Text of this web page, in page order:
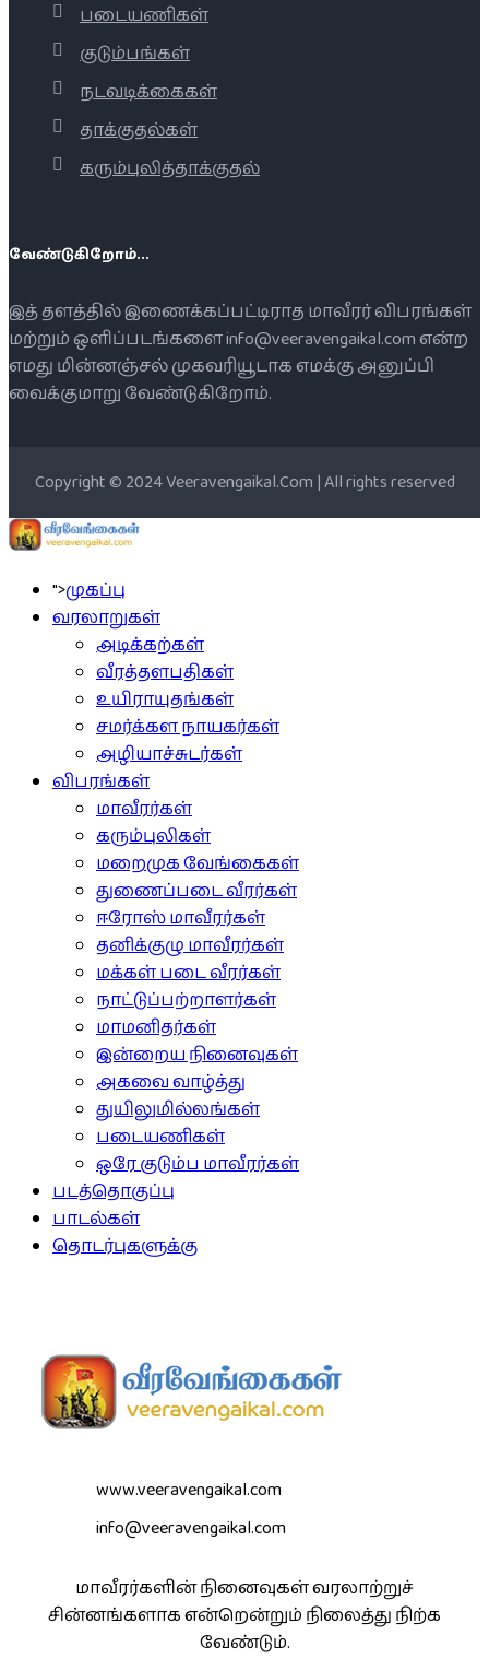
படையணிகள்
குடும்பங்கள்
நடவடிக்கைகள்
தாக்குதல்கள்
கரும்புலித்தாக்குதல்
வேண்டுகிறோம்...
இத் தளத்தில் இணைக்கப்பட்டிராத மாவீரர் விபரங்கள்
மற்றும் ஒளிப்படங்களை info@veeravengaikal.com என்ற
எமது மின்னஞ்சல் முகவரியூடாக எமக்கு அனுப்பி
வைக்குமாறு வேண்டுகிறோம்.
Copyright © 2024 Veeravengaikal.Com | All rights reserved
">முகப்பு
வரலாறுகள்
அடிக்கற்கள்
வீரத்தளபதிகள்
உயிராயுதங்கள்
சமர்க்கள நாயகர்கள்
அழியாச்சுடர்கள்
விபரங்கள்
மாவீரர்கள்
கரும்புலிகள்
மறைமுக வேங்கைகள்
துணைப்படை வீரர்கள்
ஈரோஸ் மாவீரர்கள்
தனிக்குழு மாவீரர்கள்
மக்கள் படை வீரர்கள்
நாட்டுப்பற்றாளர்கள்
மாமனிதர்கள்
இன்றைய நினைவுகள்
அகவை வாழ்த்து
துயிலுமில்லங்கள்
படையணிகள்
ஒரே குடும்ப மாவீரர்கள்
படத்தொகுப்பு
பாடல்கள்
தொடர்புகளுக்கு
www.veeravengaikal.com
info@veeravengaikal.com
மாவீரர்களின் நினைவுகள் வரலாற்றுச்
சின்னங்களாக என்றென்றும் நிலைத்து நிற்க
வேண்டும்.